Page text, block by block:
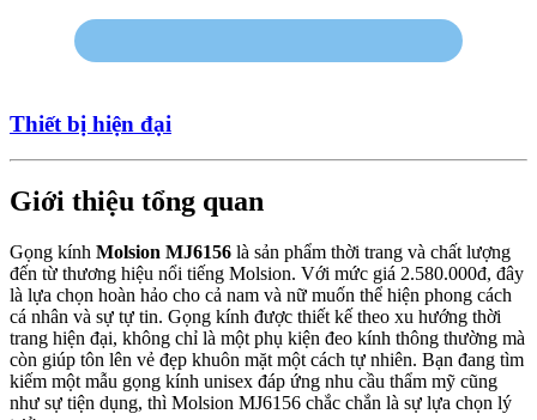
Thiết bị hiện đại
Giới thiệu tổng quan
Gọng kính Molsion MJ6156 là sản phẩm thời trang và chất lượng
đến từ thương hiệu nổi tiếng Molsion. Với mức giá 2.580.000đ, đây
là lựa chọn hoàn hảo cho cả nam và nữ muốn thể hiện phong cách
cá nhân và sự tự tin. Gọng kính được thiết kế theo xu hướng thời
trang hiện đại, không chỉ là một phụ kiện đeo kính thông thường mà
còn giúp tôn lên vẻ đẹp khuôn mặt một cách tự nhiên. Bạn đang tìm
kiếm một mẫu gọng kính unisex đáp ứng nhu cầu thẩm mỹ cũng
như sự tiện dụng, thì Molsion MJ6156 chắc chắn là sự lựa chọn lý